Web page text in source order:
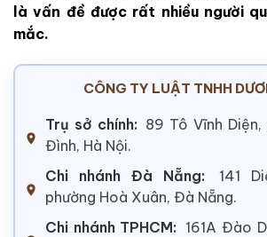
là vấn đề được rất nhiều người
mắc.
CÔNG TY LUẬT TNHH
Trụ sở chính: 89 Tô Vĩnh Diện,
Đình, Hà Nội.
Chi nhánh Đà Nẵng:
141
phường Hoà Xuân, Đà Nẵng.
Chi nhánh TPHCM: 161A Đào